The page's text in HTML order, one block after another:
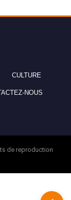
CULTURE
NOUS
de reproduction